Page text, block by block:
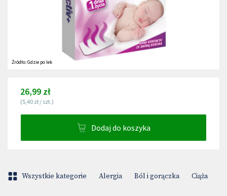
Źródło:Gdzie po lek
26,99 zł
(5,40 zł / szt.)
Dodaj do koszyka
Wszystkie kategorie Alergia Ból i gorączka Ciąża